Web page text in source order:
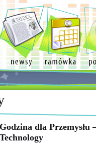
Godzina dla
Technology